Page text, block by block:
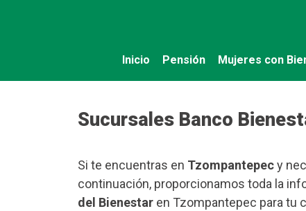
Inicio Pensión Mujeres con
Sucursales Banco
Si te encuentras en Tzompantepecy
continuación, proporcionamos toda la
del Bienestar en Tzompantepec para tu